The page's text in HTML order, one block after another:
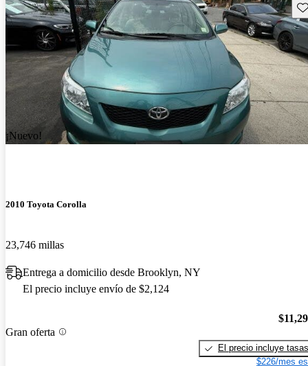
¡Nuevo!
2010 Toyota Corolla
23,746 millas
Entrega a domicilio desde Brooklyn, NY
El precio incluye envío de $2,124
Gran oferta
El precio incluye tasas
$226/mes